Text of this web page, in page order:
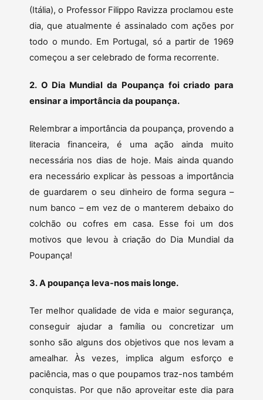
(Itália), o Professor Filippo Ravizza proclamou este
dia, que atualmente é assinalado com ações por
todo o mundo. Em Portugal, só a partir de 1969
começou a ser celebrado de forma recorrente.
2. O Dia Mundial da Poupança foi criado para
ensinar a importância da poupança.
Relembrar a importância da poupança, provendo a
literacia financeira, é uma ação ainda muito
necessária nos dias de hoje. Mais ainda quando
era necessário explicar às pessoas a importância
de guardarem o seu dinheiro de forma segura –
num banco – em vez de o manterem debaixo do
colchão ou cofres em casa. Esse foi um dos
motivos que levou à criação do Dia Mundial da
Poupança!
3. A poupança leva-nos mais longe.
Ter melhor qualidade de vida e maior segurança,
conseguir ajudar a família ou concretizar um
sonho são alguns dos objetivos que nos levam a
amealhar. Às vezes, implica algum esforço e
paciência, mas o que poupamos traz-nos também
conquistas. Por que não aproveitar este dia para